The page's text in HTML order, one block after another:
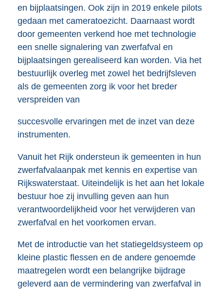
en bijplaatsingen. Ook zijn in 2019 enkele pilots
gedaan met cameratoezicht. Daarnaast wordt
door gemeenten verkend hoe met technologie
een snelle signalering van zwerfafval en
bijplaatsingen gerealiseerd kan worden. Via het
bestuurlijk overleg met zowel het bedrijfsleven
als de gemeenten zorg ik voor het breder
verspreiden van
succesvolle ervaringen met de inzet van deze
instrumenten.
Vanuit het Rijk ondersteun ik gemeenten in hun
zwerfafvalaanpak met kennis en expertise van
Rijkswaterstaat. Uiteindelijk is het aan het lokale
bestuur hoe zij invulling geven aan hun
verantwoordelijkheid voor het verwijderen van
zwerfafval en het voorkomen ervan.
Met de introductie van het statiegeldsysteem op
kleine plastic flessen en de andere genoemde
maatregelen wordt een belangrijke bijdrage
geleverd aan de vermindering van zwerfafval in